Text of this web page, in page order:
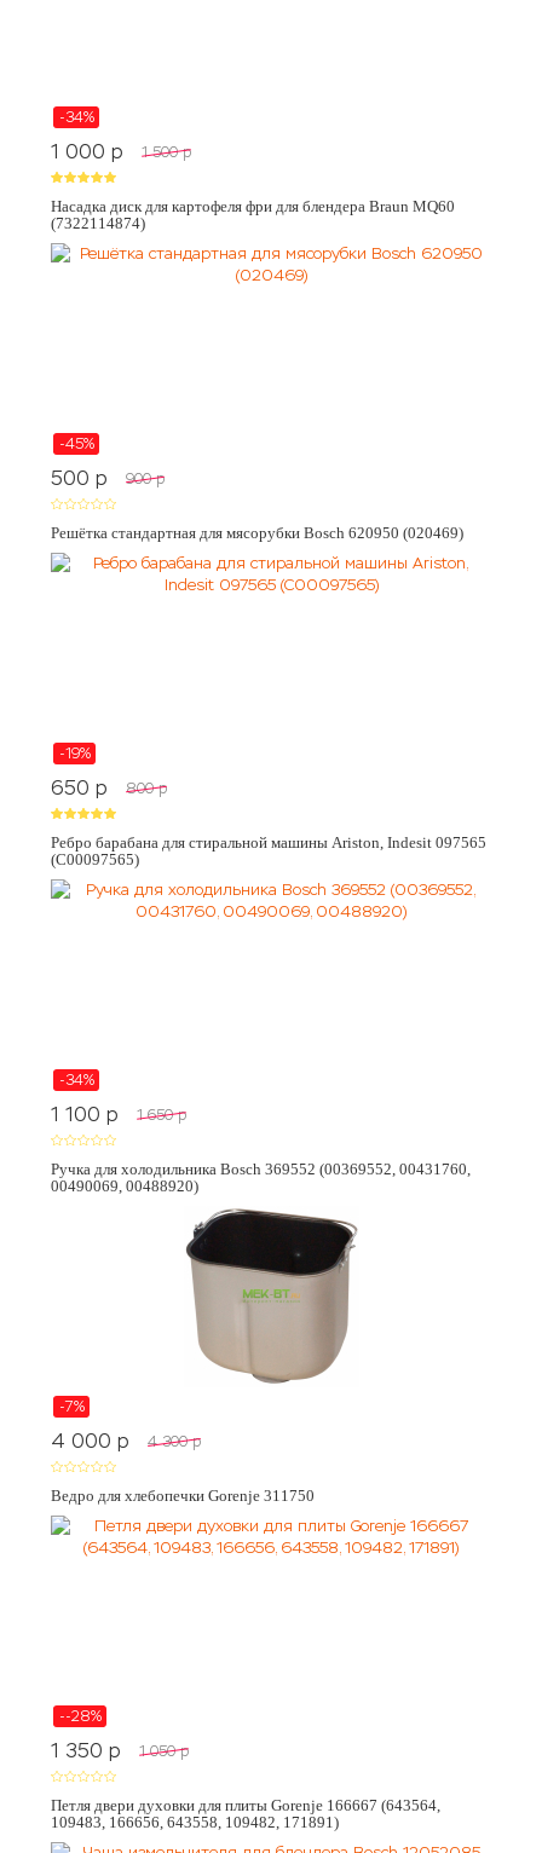
-34%
1 000 p 1 500 p
Насадка диск для картофеля фри для блендера Braun MQ60
(7322114874)
-45%
500 p 900 p
Решётка стандартная для мясорубки Bosch 620950 (020469)
-19%
650 p 800 p
Ребро барабана для стиральной машины Ariston, Indesit 097565
(C00097565)
-34%
1 100 p 1 650 p
Ручка для холодильника Bosch 369552 (00369552, 00431760,
00490069, 00488920)
-7%
4 000 p 4 300 p
Ведро для хлебопечки Gorenje 311750
--28%
1 350 p 1 050 p
Петля двери духовки для плиты Gorenje 166667 (643564,
109483, 166656, 643558, 109482, 171891)